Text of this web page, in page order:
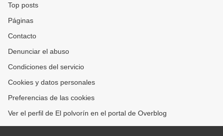
Top posts
Páginas
Contacto
Denunciar el abuso
Condiciones del servicio
Cookies y datos personales
Preferencias de las cookies
Ver el perfil de El polvorín en el portal de Overblog